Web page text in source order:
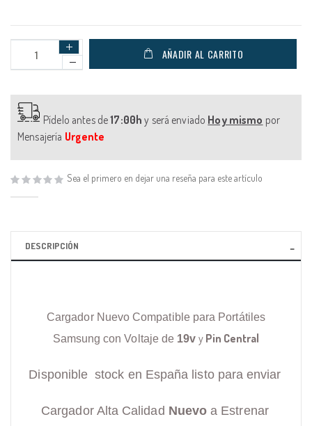
AÑADIR AL CARRITO
Pídelo antes de17:00h y será enviado Hoy mismo por
Mensajería Urgente
Sea el primero en dejar una reseña para este artículo
DESCRIPCIÓN
Cargador Nuevo Compatible para Portátiles
Samsung con Voltaje de 19v y Pin Central
Disponible stock en España listo para enviar
Cargador Alta Calidad Nuevo a Estrenar